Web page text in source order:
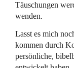
Täuschungen
wenden.
Lasst es mich
kommen durch
persönliche,